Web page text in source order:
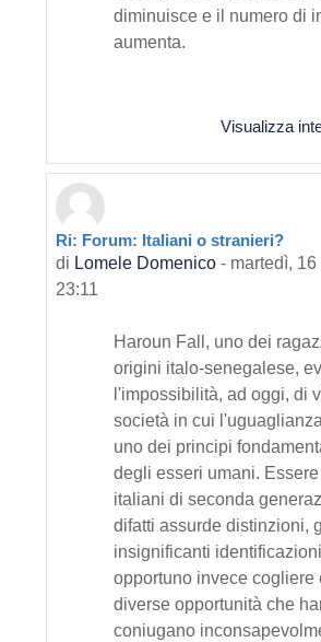
diminuisce e il numero di
aumenta.
Visualizza
In riposta a Primo intervento
Ri: Forum: Italiani o stranieri?
di Lomele Domenico- martedì,
23:11
Haroun Fall, uno dei
origini italo-senegalese,
l'impossibilità, ad oggi, di
società in cui
uno dei principi
degli esseri umani.
italiani di seconda
difatti assurde distinzioni,
insignificanti
opportuno invece cogliere
diverse opportunità che
coniugano